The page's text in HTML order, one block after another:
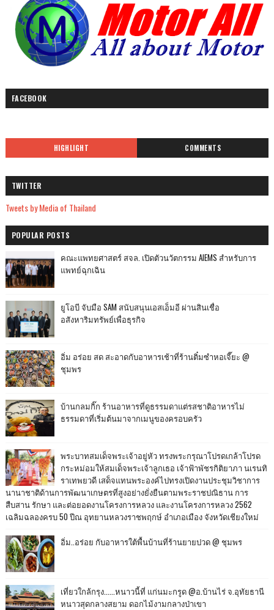
FACEBOOK
HIGHLIGHT COMMENTS
TWITTER
Tweets by Media of Thailand
POPULAR POSTS
คณะแพทยศาสตร์ สจล. เปิดตัวนวัตกรรม AIEMS สำหรับการ
แพทย์ฉุกเฉิน
ยูโอบี จับมือ SAM สนับสนุนเอสเอ็มอี ผ่านสินเชื่อ
อสังหาริมทรัพย์เพื่อธุรกิจ
อิ่ม อร่อย สด สะอาดกับอาหารเช้าที่ร้านติ๋มซำหอเจี๊ยะ @
ชุมพร
บ้านกลมกิ๊ก ร้านอาหารที่ดูธรรมดาแต่รสชาติอาหารไม่
ธรรมดาที่เริ่มต้นมาจากเมนูของครอบครัว
พระบาทสมเด็จพระเจ้าอยู่หัว ทรงพระกรุณาโปรดเกล้าโปรด
กระหม่อมให้สมเด็จพระเจ้าลูกเธอ เจ้าฟ้าพัชรกิติยาภา นเรนทิ
ราเทพยวดี เสด็จแทนพระองค์ไปทรงเปิดงานประชุมวิชาการ
นานาชาติด้านการพัฒนาเกษตรที่สูงอย่างยั่งยืนตามพระราชปณิธาน การ
สืบสาน รักษา และต่อยอดงานโครงการหลวง และงานโครงการหลวง 2562
เฉลิมฉลองครบ 50 ปีณ อุทยานหลวงราชพฤกษ์ อำเภอเมือง จังหวัดเชียงใหม่
อิ่ม..อร่อย กับอาหารใต้พื้นบ้านที่ร้านยายปวด @ ชุมพร
เที่ยวใกล้กรุง......หนาวนี้ที่ แก่นมะกรูด @อ.บ้านไร่ จ.อุทัยธานี
หนาวสุดกลางสยาม ดอกไม้งามกลางป่าเขา